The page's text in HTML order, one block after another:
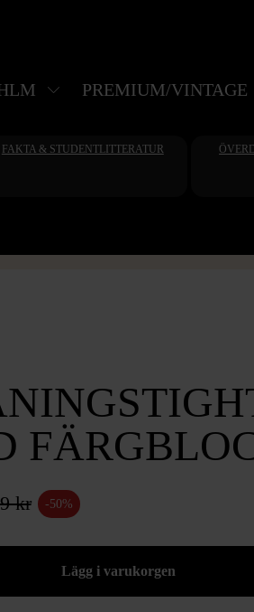
PREMIUM/VINTAGE
FAKTA & STUDENTLITTERATUR
kr -50%